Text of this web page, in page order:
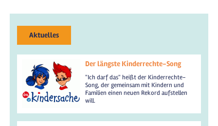
Aktuelles
Der längste Kinderrechte-Song
"Ich darf das" heißt der Kinderrechte-
Song, der gemeinsam mit Kindern und
Familien einen neuen Rekord aufstellen
will.